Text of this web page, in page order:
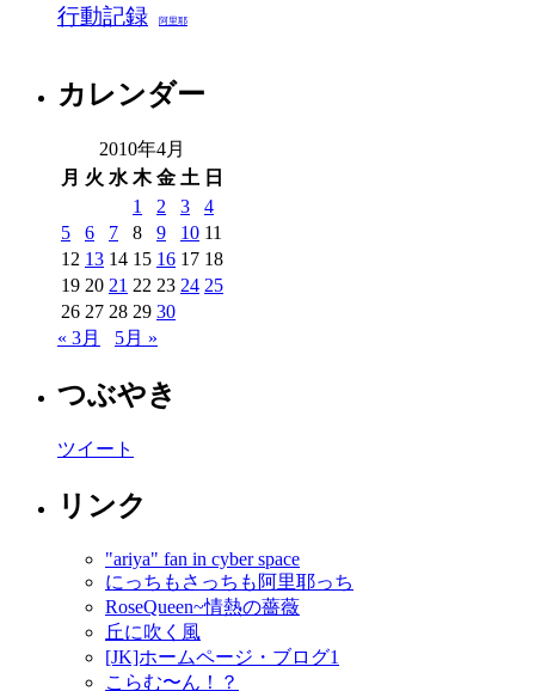
行動記録 阿里耶
カレンダー
2010年4月
月 火 水 木 金 土 日
1
2 3
4
5
6 7 8 9 10 11
12 13 14 15 16 17 18
19 20 21 22 23 24 25
26 27 28 29 30
« 3月
5月 »
つぶやき
ツイート
リンク
"ariya" fan in cyber space
にっちもさっちも阿里耶っち
RoseQueen~情熱の薔薇
丘に吹く風
[JK]ホームページ・ブログ1
こらむ〜ん！？